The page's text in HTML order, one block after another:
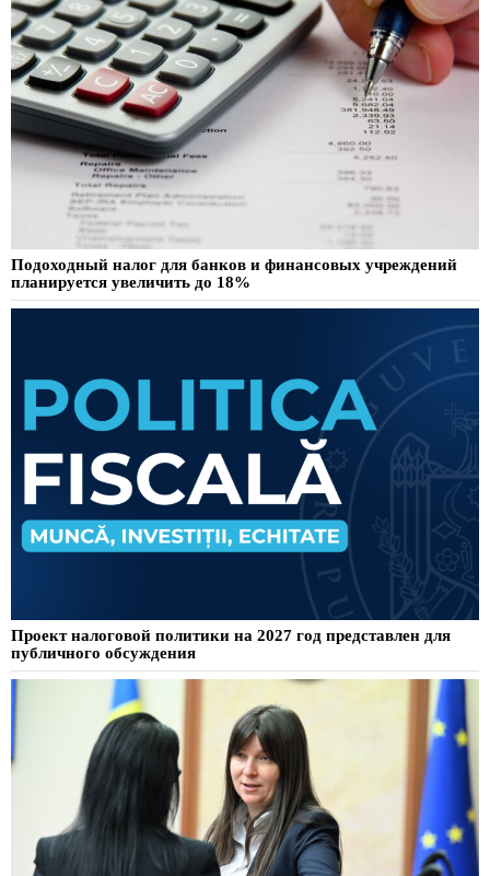
Подоходный налог для банков и финансовых учреждений
планируется увеличить до 18%
Проект налоговой политики на 2027 год представлен для
публичного обсуждения